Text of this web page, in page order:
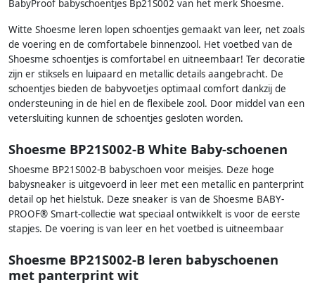
BabyProof babyschoentjes Bp21S002 van het merk Shoesme.
Witte Shoesme leren lopen schoentjes gemaakt van leer, net zoals
de voering en de comfortabele binnenzool. Het voetbed van de
Shoesme schoentjes is comfortabel en uitneembaar! Ter decoratie
zijn er stiksels en luipaard en metallic details aangebracht. De
schoentjes bieden de babyvoetjes optimaal comfort dankzij de
ondersteuning in de hiel en de flexibele zool. Door middel van een
vetersluiting kunnen de schoentjes gesloten worden.
Shoesme BP21S002-B White Baby-schoenen
Shoesme BP21S002-B babyschoen voor meisjes. Deze hoge
babysneaker is uitgevoerd in leer met een metallic en panterprint
detail op het hielstuk. Deze sneaker is van de Shoesme BABY-
PROOF® Smart-collectie wat speciaal ontwikkelt is voor de eerste
stapjes. De voering is van leer en het voetbed is uitneembaar
Shoesme BP21S002-B leren babyschoenen
met panterprint wit